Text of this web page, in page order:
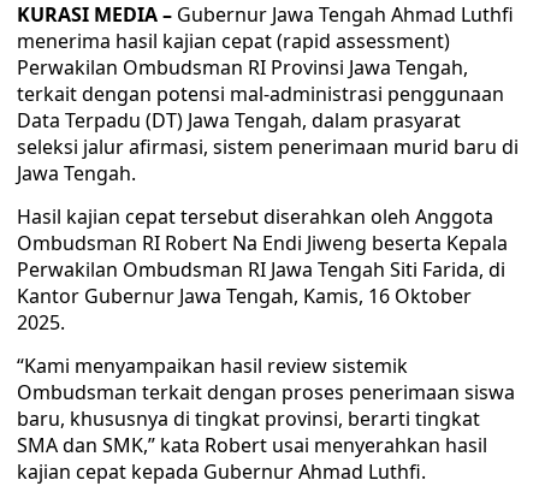
KURASI MEDIA – Gubernur Jawa Tengah Ahmad Luthfi
menerima hasil kajian cepat (rapid assessment)
Perwakilan Ombudsman RI Provinsi Jawa Tengah,
terkait dengan potensi mal-administrasi penggunaan
Data Terpadu (DT) Jawa Tengah, dalam prasyarat
seleksi jalur afirmasi, sistem penerimaan murid baru di
Jawa Tengah.
Hasil kajian cepat tersebut diserahkan oleh Anggota
Ombudsman RI Robert Na Endi Jiweng beserta Kepala
Perwakilan Ombudsman RI Jawa Tengah Siti Farida, di
Kantor Gubernur Jawa Tengah, Kamis, 16 Oktober
2025.
“Kami menyampaikan hasil review sistemik
Ombudsman terkait dengan proses penerimaan siswa
baru, khususnya di tingkat provinsi, berarti tingkat
SMA dan SMK,” kata Robert usai menyerahkan hasil
kajian cepat kepada Gubernur Ahmad Luthfi.